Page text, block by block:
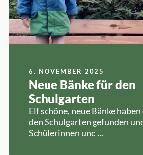
6. NOVEMBER 2025
Neue Bänke für den
Schulgarten
Elf schöne, neue Bänke
den Schulgarten gefunden
Schülerinnen und ...